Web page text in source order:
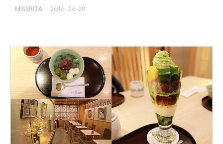
MISSRITA 2016-06-28